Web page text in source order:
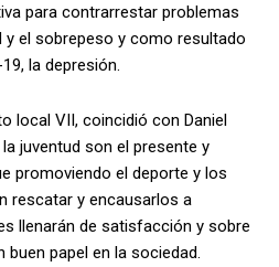
para contrarrestar problemas
el sobrepeso y como resultado
la depresión.
local VII, coincidió con Daniel
juventud son el presente y
promoviendo el deporte y los
rescatar y encausarlos a
llenarán de satisfacción y sobre
papel en la sociedad.